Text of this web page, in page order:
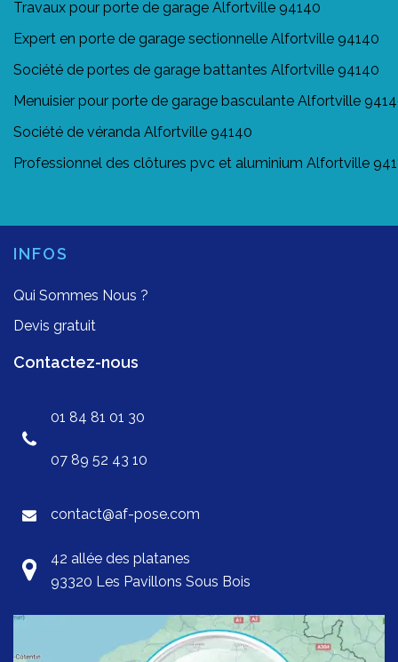
Travaux pour porte de garage Alfortville 94140
Expert en porte de garage sectionnelle Alfortville 94140
Société de portes de garage battantes Alfortville 94140
Menuisier pour porte de garage basculante Alfortville
Société de véranda Alfortville 94140
Professionnel des clôtures pvc et aluminium Alfortville
INFOS
Qui Sommes Nous ?
Devis gratuit
Contactez-nous
01 84 81 01 30
07 89 52 43 10
contact@af-pose.com
42 allée des platanes
93320 Les Pavillons Sous Bois